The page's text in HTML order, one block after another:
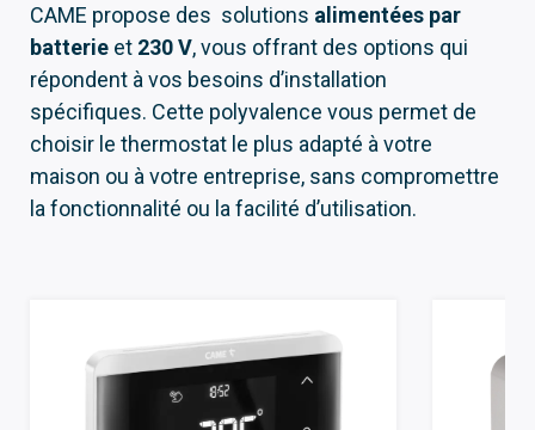
CAME propose des solutions alimentées par
batterie et 230 V, vous offrant des options qui
répondent à vos besoins d’installation
spécifiques. Cette polyvalence vous permet de
choisir le thermostat le plus adapté à votre
maison ou à votre entreprise, sans compromettre
la fonctionnalité ou la facilité d’utilisation.